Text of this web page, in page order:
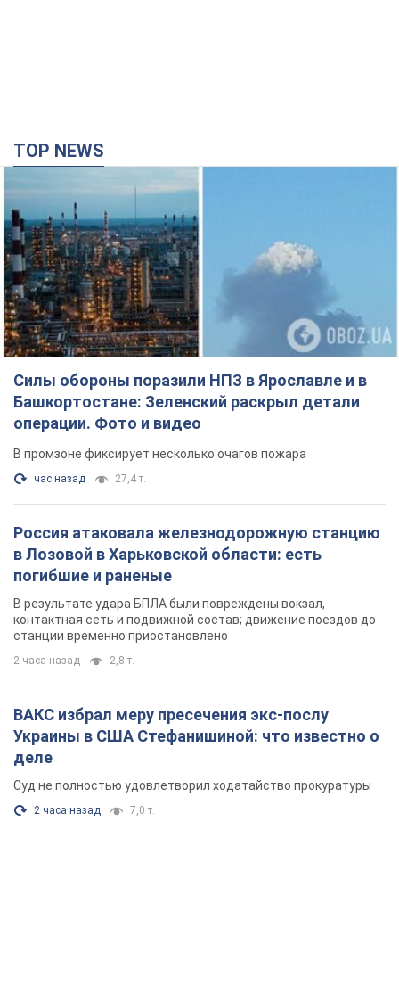
TOP NEWS
Силы обороны поразили НПЗ в Ярославле и в
Башкортостане: Зеленский раскрыл детали
операции. Фото и видео
В промзоне фиксирует несколько очагов пожара
час назад 27,4 т.
Россия атаковала железнодорожную станцию
в Лозовой в Харьковской области: есть
погибшие и раненые
В результате удара БПЛА были повреждены вокзал,
контактная сеть и подвижной состав; движение поездов до
станции временно приостановлено
2 часа назад 2,8 т.
ВАКС избрал меру пресечения экс-послу
Украины в США Стефанишиной: что известно о
деле
Суд не полностью удовлетворил ходатайство прокуратуры
2 часа назад 7,0 т.